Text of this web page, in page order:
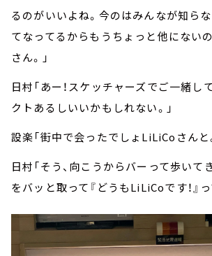
るのがいいよね。今のはみんなが知ら
てなってるからもうちょっと他にない
さん。」
日村「あー！スケッチャーズでご一緒し
クトあるしいいかもしれない。」
設楽「街中で会ったでしょLiLiCoさんと
日村「そう、向こうからバーって歩いて
をバッと取って『どうもLiLiCoです！』っ